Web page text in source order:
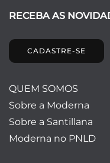
RECEBA AS
CADASTRE-SE
QUEM SOMOS
Sobre a Moderna
Sobre a Santillana
Moderna no PNLD